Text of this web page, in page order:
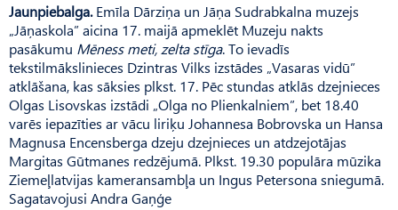
Jaunpiebalga.Emīla Dārziņa un Jāņa Sudrabkalna muzejs
„Jāņaskola” aicina 17. maijā apmeklēt Muzeju nakts
pasākumu Mēness meti, zelta stīga. To ievadīs
tekstilmākslinieces Dzintras Vilks izstādes „Vasaras vidū”
atklāšana, kas sāksies plkst. 17. Pēc stundas atklās dzejnieces
Olgas Lisovskas izstādi „Olga no Plienkalniem”, bet 18.40
varēs iepazīties ar vācu liriķu Johannesa Bobrovska un Hansa
Magnusa Encensberga dzeju dzejnieces un atdzejotājas
Margitas Gūtmanes redzējumā. Plkst. 19.30 populāra mūzika
Ziemeļlatvijas kameransambļa un Ingus Petersona sniegumā.
Sagatavojusi Andra Gaņģe